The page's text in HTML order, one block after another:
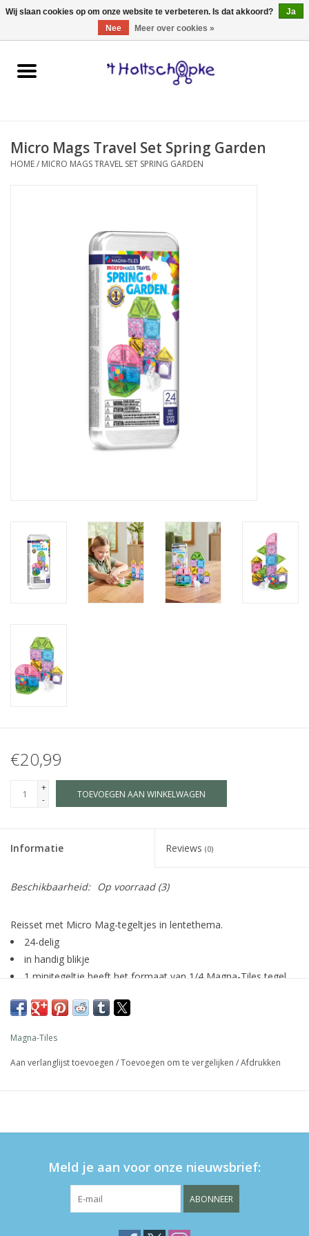
0 Artikelen - €0,00
Home
spellen
Micro Mags Travel Set Spring Garden
HOME/ MICRO MAGS TRAVEL SET SPRING GARDEN
€20,99
+
-
TOEVOEGEN AAN WINKELWAGEN
Informatie Reviews (0)
Beschikbaarheid: Op voorraad(3)
Reisset met Micro Mag-tegeltjes in lentethema.
24-delig
in handig blikje
1 minitegeltje heeft het formaat van 1/4 Magna-Tiles tegel
LET OP: niet geschikt voor kinderen onder 3 jaar.
Magna-Tiles
Aan verlanglijst toevoegen /Toevoegen om te vergelijken /Afdrukken
Meld je aan voor onze nieuwsbrief:
ABONNEER
Wij slaan cookies op om onze website te verbeteren. Is dat akkoord?
Ja
Nee
Meer over cookies »